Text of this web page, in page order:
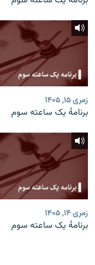
زمری ۱۵, ۱۴۰۵
برنامۀ یک ساعته سوم
زمری ۱۴, ۱۴۰۵
برنامۀ یک ساعته سوم